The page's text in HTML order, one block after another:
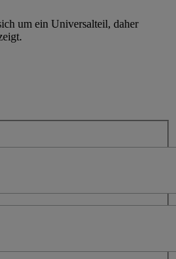
um ein Universalteil, daher